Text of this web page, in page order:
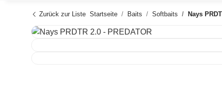
Zurück zur Liste Startseite Baits Softbaits Nays